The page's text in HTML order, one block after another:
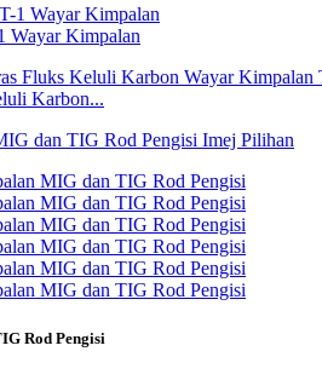
Wayar Kimpalan
Karbon...
Rod Pengisi